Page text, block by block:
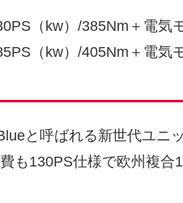
（kw）/385Nm＋電気
（kw）/405Nm＋電気
と呼ばれる新世代ユニ
も130PS仕様で欧州複合